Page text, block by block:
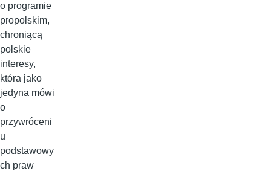
o programie
propolskim,
chroniącą
polskie
interesy,
która jako
jedyna mówi
o
przywróceni
u
podstawowy
ch praw